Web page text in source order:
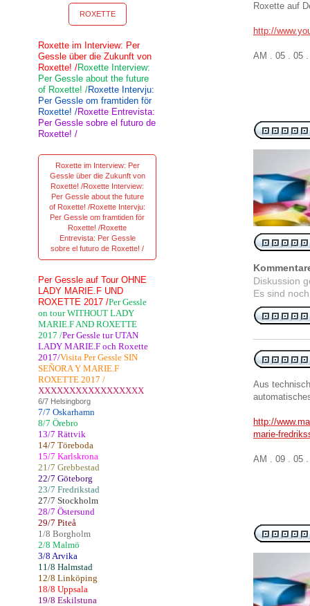
Roxette auf
http://
AM . 05 . 05
Diskussion
Es sind
Aus
http://
marie-
AM . 09 . 05
ROXETTE
Roxette im Interview: Per
Gessle über die Zukunft von
Roxette! /Roxette Interview:
Per Gessle about the future
of Roxette! /Roxette Intervju:
Per Gessle om framtiden för
Roxette! /Roxette Entrevista:
Per Gessle sobre el futuro de
Roxette! /
Roxette im Interview: Per
Gessle über die Zukunft von
Roxette! /Roxette Interview:
Per Gessle about the future
of Roxette! /Roxette Intervju:
Per Gessle om framtiden för
Roxette! /Roxette
Entrevista: Per Gessle
sobre el futuro de Roxette! /
Per Gessle auf Tour OHNE
LADY MARIE.F UND
ROXETTE 2017 /Per Gessle
on tour WITHOUT LADY
MARIE.F AND ROXETTE
2017 /Per Gessle tur UTAN
LADY MARIE.F och Roxette
2017/Visita Per Gessle SIN
SEÑORA Y MARIE.F
ROXETTE 2017 /
XXXXXXXXXXXXXXXXX
6/7 Helsingborg
7/7 Oskarhamn
8/7 Örebro
13/7 Rättvik
14/7 Töreboda
15/7 Karlskrona
21/7 Grebbestad
22/7 Göteborg
23/7 Fredrikstad
27/7 Stockholm
28/7 Östersund
29/7 Piteå
1/8 Borgholm
2/8 Malmö
3/8 Arvika
11/8 Halmstad
12/8 Linköping
18/8 Uppsala
19/8 Eskilstuna